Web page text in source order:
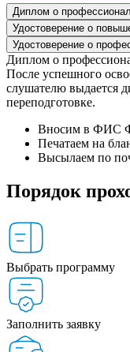
Диплом о
Удостоверение о
Удостоверение о
Диплом о
После успешного
слушателю выдается
переподготовке.
Вносим в ФИС
Печатаем на
Высылаем по
Порядок
Выбрать программу
Заполнить заявку